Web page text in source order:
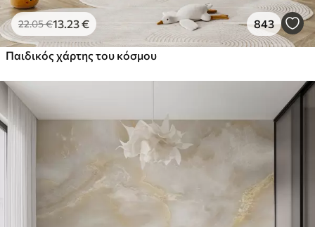
22.05€13 .23€ 843
Παιδικός χάρτης του κόσμου